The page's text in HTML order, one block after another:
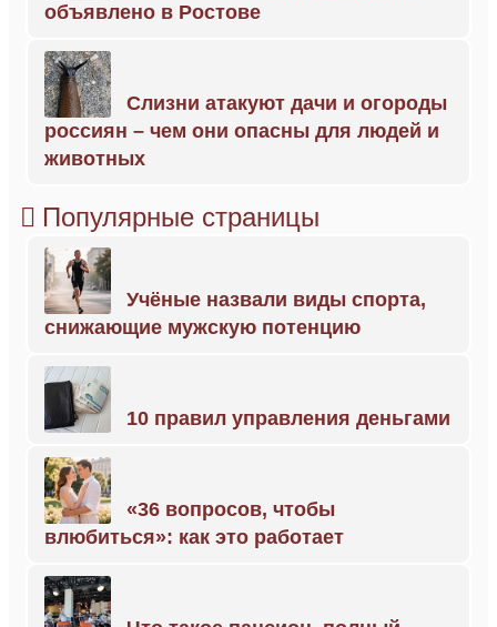
объявлено в Ростове
Слизни атакуют дачи и огороды
россиян – чем они опасны для людей и
животных
Популярные страницы
Учёные назвали виды спорта,
снижающие мужскую потенцию
10 правил управления деньгами
«36 вопросов, чтобы
влюбиться»: как это работает